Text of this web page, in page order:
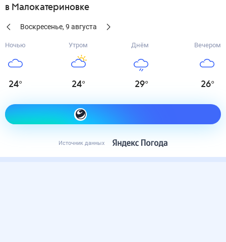
в Малокатериновке
Воскресенье, 9 августа
Ночью
24°
Утром
24°
Днём
29°
Вечером
26°
Как одеться сегодня
Источник данных